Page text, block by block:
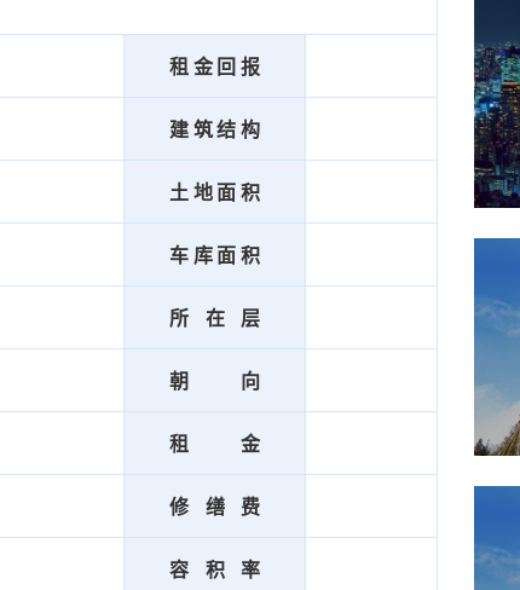
租金回报
建筑结构
土地面积
车库面积
所在层
朝向
租金
修缮费
容积率